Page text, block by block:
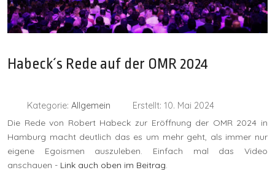
Habeck´s Rede auf der OMR 2024
Kategorie: Allgemein
Erstellt: 10. Mai 2024
Die Rede von Robert Habeck zur Eröffnung der OMR 2024 in
Hamburg macht deutlich das es um mehr geht, als immer nur
eigene Egoismen auszuleben. Einfach mal das Video
anschauen - Link auch oben im Beitrag